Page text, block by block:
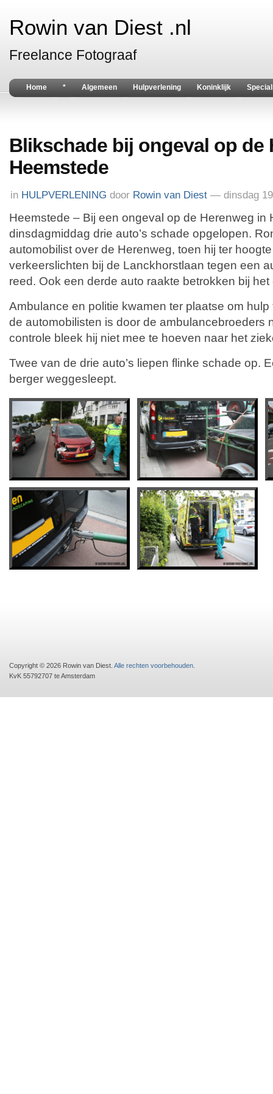
Rowin van Diest .nl
Freelance Fotograaf
Home * Algemeen Hulpverlening Koninklijk
Blikschade bij ongeval op de
Heemstede
in HULPVERLENING door Rowin van Diest — dinsdag
Heemstede – Bij een ongeval op de Herenweg in
dinsdagmiddag drie auto’s schade opgelopen.
automobilist over de Herenweg, toen hij ter
verkeerslichten bij de Lanckhorstlaan tegen een
reed. Ook een derde auto raakte betrokken bij het
Ambulance en politie kwamen ter plaatse om
de automobilisten is door de ambulancebroeders
controle bleek hij niet mee te hoeven naar het
Twee van de drie auto’s liepen flinke schade op.
berger weggesleept.
Copyright © 2026 Rowin van Diest. Alle rechten voorbehouden
KvK 55792707 te Amsterdam